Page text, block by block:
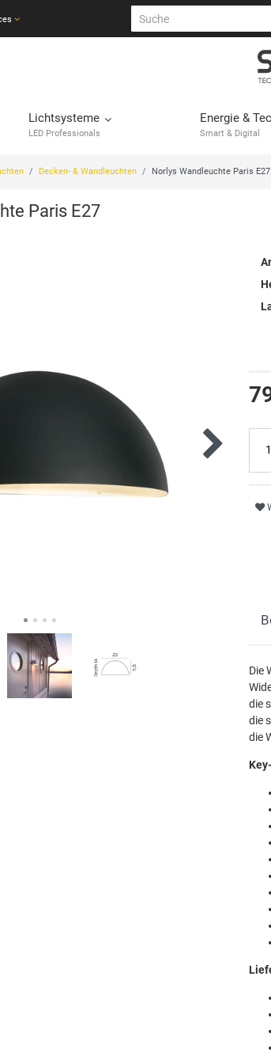
Lichtsysteme
LED Professionals
Energie &
Smart & Digital
Decken- & Wandleuchten Norlys Wandleuchte Paris E27
Paris E27
Die
die
die
die